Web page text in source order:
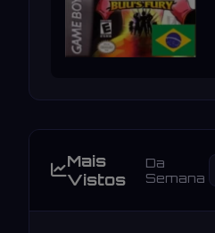
Mais
Vistos
Da
Semana